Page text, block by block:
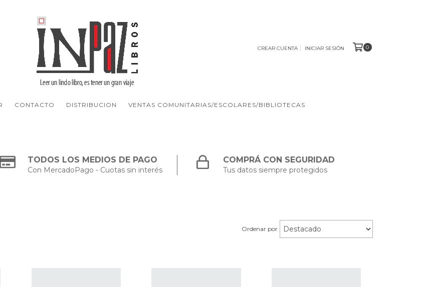
CREAR CUENTA INICIAR SESIÓN 0
CONTACTO DISTRIBUCION VENTAS COMUNITARIAS/ESCOLARES/BIBLIOTECAS
TODOS LOS MEDIOS DE PAGO
Con MercadoPago - Cuotas sin interés
COMPRÁ CON SEGURIDAD
Tus datos siempre protegidos
Ordenar por